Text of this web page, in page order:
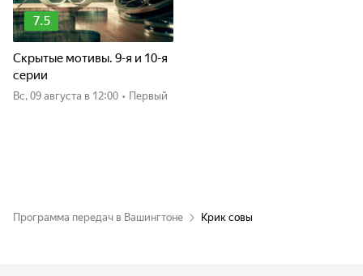
7.5
Скрытые мотивы. 9-я и 10-я
серии
вс, 09 августа в 12:00 • Первый
Программа передач в Вашингтоне Крик совы